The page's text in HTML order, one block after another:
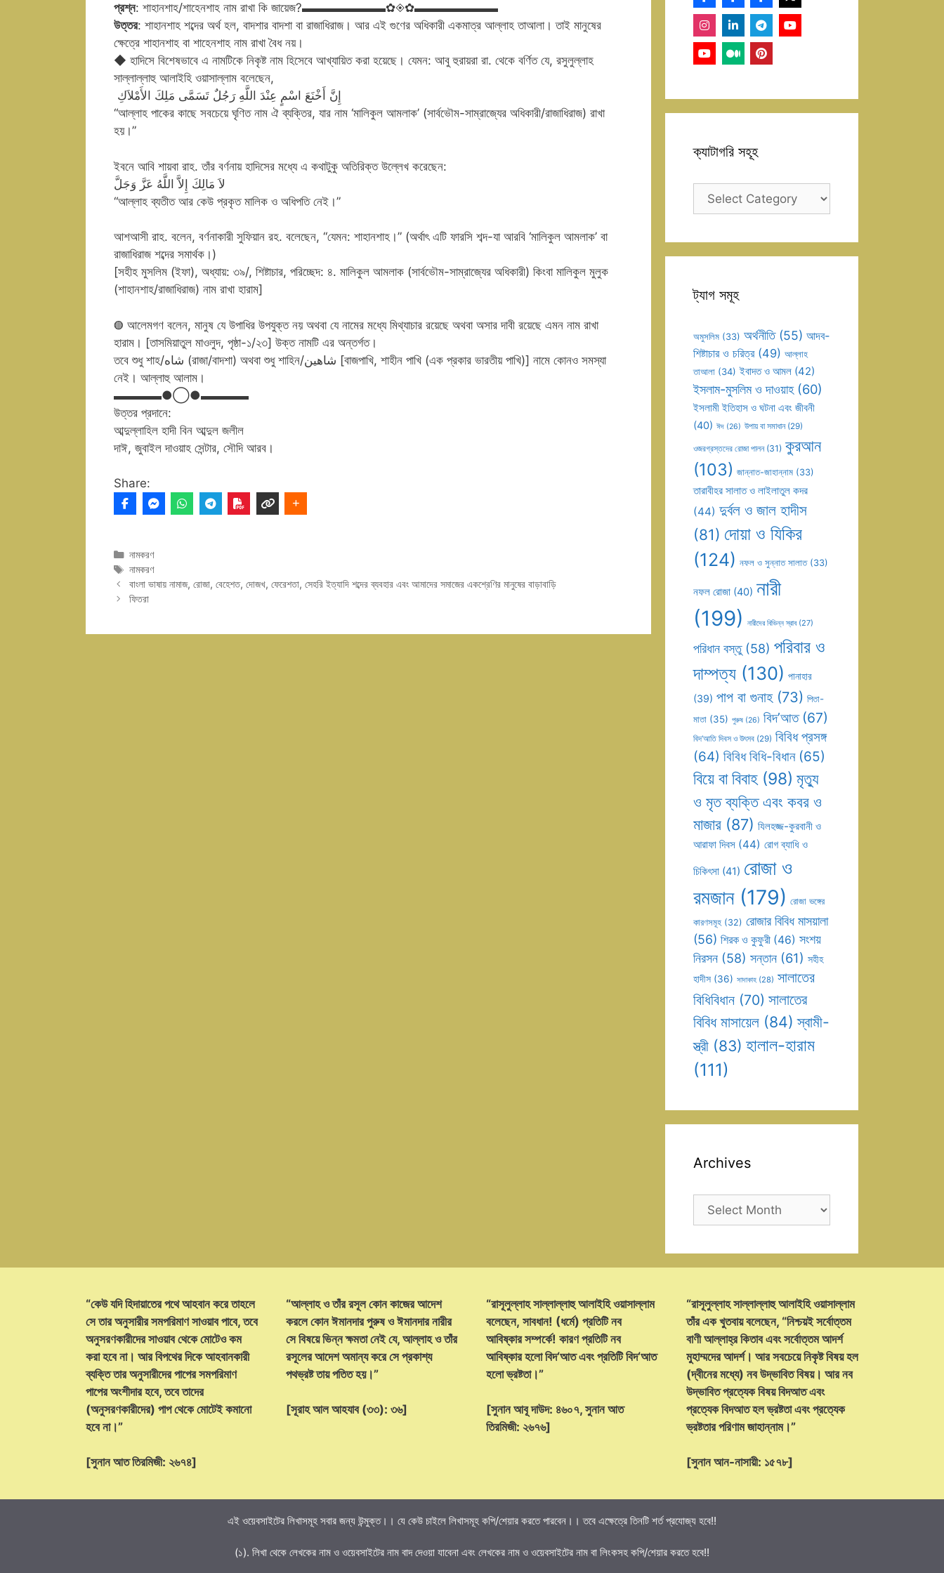
প্রশ্ন: শাহানশাহ/শাহেনশাহ নাম রাখা কি জায়েজ?▬▬▬▬▬▬▬✿◈✿▬▬▬▬▬▬▬
উত্তর: শাহানশাহ শব্দের অর্থ হল, বাদশার বাদশা বা রাজাধিরাজ। আর এই গুণের অধিকারী একমাত্র আল্লাহ তাআলা।‌ তাই মানুষের
ক্ষেত্রে শাহানশাহ বা শাহেনশাহ নাম রাখা বৈধ নয়।
◆ হাদিসে বিশেষভাবে এ নামটিকে নিকৃষ্ট নাম হিসেবে আখ্যায়িত করা হয়েছে। যেমন: আবু হুরায়রা রা. থেকে বর্ণিত যে, রসুলুল্লাহ
সাল্লাল্লাহু আলাইহি ওয়াসাল্লাম বলেছেন,
إِنَّ أَخْنَعَ اسْمٍ عِنْدَ اللَّهِ رَجُلٌ تَسَمَّى مَلِكَ الأَمْلاَكِ ‏
“আল্লাহ পাকের কাছে সবচেয়ে ঘৃণিত নাম ঐ ব্যক্তির, যার নাম ‘মালিকুল আমলাক’ (সার্বভৌম-সাম্রাজ্যের অধিকারী/রাজাধিরাজ) রাখা
হয়।”
ইবনে আবি শায়বা রাহ. তাঁর বর্ণনায় হাদিসের মধ্যে এ কথাটুকু অতিরিক্ত উল্লেখ করেছেন:
‏ لاَ مَالِكَ إِلاَّ اللَّهُ عَزَّ وَجَلَّ
“আল্লাহ ব্যতীত আর কেউ প্রকৃত মালিক ও অধিপতি নেই।”
আশআসী রাহ. বলেন, বর্ণনাকারী সুফিয়ান রহ. বলেছেন, “যেমন: শাহানশাহ।” (অর্থাৎ এটি ফারসি শব্দ-যা আরবি ‘মালিকুল আমলাক’ বা
রাজাধিরাজ শব্দের সমার্থক।)
[সহীহ মুসলিম (ইফা), অধ্যায়: ৩৯/, শিষ্টাচার, পরিচ্ছেদ: ৪. মালিকুল আমলাক (সার্বভৌম-সাম্রাজ্যের অধিকারী) কিংবা মালিকুল মুলুক
(শাহানশাহ/রাজাধিরাজ) নাম রাখা হারাম]
◍ আলেমগণ বলেন, মানুষ যে উপাধির উপযুক্ত নয় অথবা যে নামের মধ্যে মিথ্যাচার রয়েছে অথবা অসার দাবী রয়েছে এমন নাম রাখা
হারাম। [তাসমিয়াতুল মাওলুদ, পৃষ্ঠা-১/২৩] উক্ত নামটি এর অন্তর্গত।
তবে শুধু শাহ/شاه (রাজা/বাদশা) অথবা শুধু শাহিন/شاهين [বাজপাখি, শাহীন পাখি (এক প্রকার ভারতীয় পাখি)] নামে কোনও সমস্যা
নেই। আল্লাহু আলাম।
▬▬▬▬●◯●▬▬▬▬
উত্তর প্রদানে:
আব্দুল্লাহিল হাদী বিন আব্দুল জলীল
দাঈ, জুবাইল দাওয়াহ সেন্টার, সৌদি আরব।
Share:
Categories
নামকরণ
Tags
নামকরণ
বাংলা ভাষায় নামাজ, রোজা, বেহেশত, দোজখ, ফেরেশতা, সেহরি ইত্যাদি শব্দের ব্যবহার এবং আমাদের সমাজের একশ্রেণির মানুষের বাড়াবাড়ি
ফিতরা
ক্যাটাগরি সহূহ
ক্যাটাগরি
ট্যাগ সমূহ
অমুসলিম (33) অর্থনীতি(55) আদব-
শিষ্টাচার ও চরিত্র(49) আল্লাহ
তাআলা (34) ইবাদত ও আমল (42)
ইসলাম-মুসলিম ও দাওয়াহ(60)
ইসলামী ইতিহাস ও ঘটনা এবং জীবনী
(40) ঈদ (26) উপায় বা সমাধান(29)
ওজরগ্রস্তদের রোজা পালন(31) কুরআন
(103) জান্নাত-জাহান্নাম (33)
তারাবীহর সালাত ও লাইলাতুল কদর
(44) দুর্বল ও জাল হাদীস
(81) দোয়া ও যিকির
(124) নফল ও সুন্নাত সালাত(33)
নফল রোজা (40) নারী
(199) নারীদের বিভিন্ন স্রাব(27)
পরিধান বস্তু(58) পরিবার ও
দাম্পত্য (130) পানাহার
(39) পাপ বা গুনাহ(73) পিতা-
মাতা (35) পুরুষ (26) বিদ’আত(67)
বিদ’আতি দিবস ও উৎসব (29) বিবিধ প্রসঙ্গ
(64) বিবিধ বিধি-বিধান(65)
বিয়ে বা বিবাহ (98) মৃত্যু
ও মৃত ব্যক্তি এবং কবর ও
মাজার (87) যিলহজ্জ-কুরবানী ও
আরাফা দিবস (44) রোগ ব্যাধি ও
চিকিৎসা (41) রোজা ও
রমজান(179) রোজা ভঙ্গের
কারণসমূহ (32) রোজার বিবিধ মাসয়ালা
(56) শিরক ও কুফুরী (46) সংশয়
নিরসন (58) সন্তান (61) সহীহ
হাদীস (36) সাদাকাহ (28) সালাতের
বিধিবিধান (70) সালাতের
বিবিধ মাসায়েল (84) স্বামী-
স্ত্রী (83) হালাল-হারাম
(111)
Archives
Archives
“কেউ যদি হিদায়াতের পথে আহবান করে তাহলে
সে তার অনুসারীর সমপরিমাণ সাওয়াব পাবে, তবে
অনুসরণকারীদের সাওয়াব থেকে মোটেও কম
করা হবে না। আর বিপথের দিকে আহবানকারী
ব্যক্তি তার অনুসারীদের পাপের সমপরিমাণ
পাপের অংশীদার হবে, তবে তাদের
(অনুসরণকারীদের) পাপ থেকে মোটেই কমানো
হবে না।”
[সুনান আত তিরমিজী: ২৬৭৪]
“আল্লাহ ও তাঁর রসূল কোন কাজের আদেশ
করলে কোন ঈমানদার পুরুষ ও ঈমানদার নারীর
সে বিষয়ে ভিন্ন ক্ষমতা নেই যে, আল্লাহ ও তাঁর
রসূলের আদেশ অমান্য করে সে প্রকাশ্য
পথভ্রষ্ট তায় পতিত হয়।”
[সূরাহ আল আহযাব (৩৩): ৩৬]
“রাসূলুল্লাহ সাল্লাল্লাহু আলাইহি ওয়াসাল্লাম
বলেছেন, সাবধান! (ধর্মে) প্রতিটি নব
আবিষ্কার সম্পর্কে! কারণ প্রতিটি নব
আবিষ্কার হলো বিদ‘আত এবং প্রতিটি বিদ‘আত
হলো ভ্রষ্টতা।”
[সুনান আবূ দাউদ: ৪৬০৭, সুনান আত
তিরমিজী: ২৬৭৬]
“রাসূলুল্লাহ সাল্লাল্লাহু আলাইহি ওয়াসাল্লাম
তাঁর এক খুতবায় বলেছেন, “নিশ্চয়ই সর্বোত্তম
বাণী আল্লাহ্‌র কিতাব এবং সর্বোত্তম আদর্শ
মুহাম্মদের আদর্শ। আর সবচেয়ে নিকৃষ্ট বিষয় হল
(দ্বীনের মধ্যে) নব উদ্ভাবিত বিষয়। আর নব
উদ্ভাবিত প্রত্যেক বিষয় বিদআত এবং
প্রত্যেক বিদআত হল ভ্রষ্টতা এবং প্রত্যেক
ভ্রষ্টতার পরিণাম জাহান্নাম।”
[সুনান আন-নাসায়ী: ১৫৭৮]
এই ওয়েবসাইটের লিখাসমূহ সবার জন্য উন্মুক্ত।। যে কেউ চাইলে লিখাসমূহ কপি/শেয়ার করতে পারবেন।। তবে এক্ষেত্রে তিনটি শর্ত প্রযোজ্য হবে!!
(১). লিখা থেকে লেখকের নাম ও ওয়েবসাইটের নাম বাদ দেওয়া যাবেনা এবং লেখকের নাম ও ওয়েবসাইটের নাম বা লিংকসহ কপি/শেয়ার করতে হবে!!